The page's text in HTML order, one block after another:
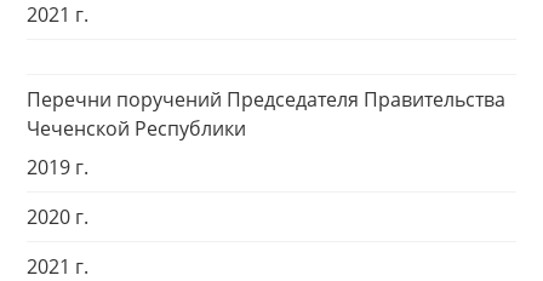
2021 г.
Перечни поручений Председателя Правительства
Чеченской Республики
2019 г.
2020 г.
2021 г.